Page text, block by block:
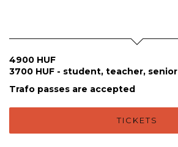
4900 HUF
3700 HUF - student, teacher, senior
Trafo passes are accepted
TICKETS